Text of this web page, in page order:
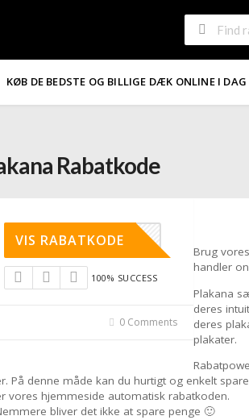
KØB DE BEDSTE OG BILLIGE DÆK ONLINE I DAG
Rabatkode
LAKANA10
VIS RABATKODE
100% SUCCESS
0 Comments
Brug
handler
Plakana
deres
deres
plakater.
På denne måde kan du hurtigt og enkelt
vores hjemmeside automatisk rabatkoden.
bliver det ikke at spare penge 🙂